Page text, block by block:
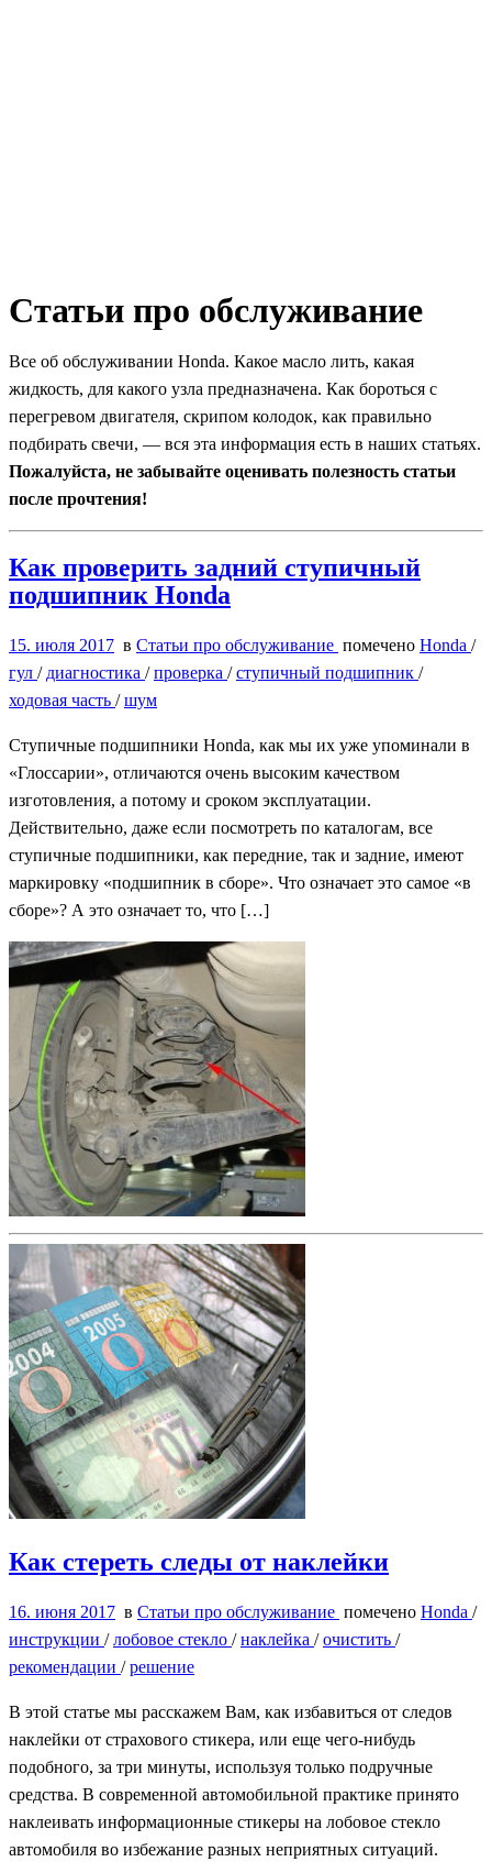
Статьи про обслуживание
Все об обслуживании Honda. Какое масло лить, какая
жидкость, для какого узла предназначена. Как бороться с
перегревом двигателя, скрипом колодок, как правильно
подбирать свечи, — вся эта информация есть в наших статьях.
Пожалуйста, не забывайте оценивать полезность статьи
после прочтения!
Как проверить задний ступичный
подшипник Honda
15. июля 2017 в Статьи про обслуживание помечено Honda /
гул / диагностика /проверка /ступичный подшипник /
ходовая часть /шум
Ступичные подшипники Honda, как мы их уже упоминали в
«Глоссарии», отличаются очень высоким качеством
изготовления, а потому и сроком эксплуатации.
Действительно, даже если посмотреть по каталогам, все
ступичные подшипники, как передние, так и задние, имеют
маркировку «подшипник в сборе». Что означает это самое «в
сборе»? А это означает то, что […]
Как стереть следы от наклейки
16. июня 2017 в Статьи про обслуживание помечено Honda /
инструкции /лобовое стекло /наклейка /очистить /
рекомендации /решение
В этой статье мы расскажем Вам, как избавиться от следов
наклейки от страхового стикера, или еще чего-нибудь
подобного, за три минуты, используя только подручные
средства. В современной автомобильной практике принято
наклеивать информационные стикеры на лобовое стекло
автомобиля во избежание разных неприятных ситуаций.